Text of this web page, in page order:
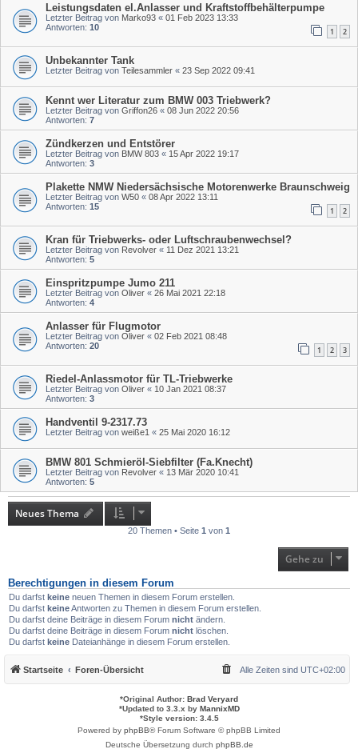
Leistungsdaten el.Anlasser und Kraftstoffbehälterpumpe
Letzter Beitrag von Marko93 « 01 Feb 2023 13:33
Antworten: 10 1 2
Unbekannter Tank
Letzter Beitrag von Teilesammler « 23 Sep 2022 09:41
Kennt wer Literatur zum BMW 003 Triebwerk?
Letzter Beitrag von Griffon26 « 08 Jun 2022 20:56
Antworten: 7
Zündkerzen und Entstörer
Letzter Beitrag von BMW 803 « 15 Apr 2022 19:17
Antworten: 3
Plakette NMW Niedersächsische Motorenwerke Braunschweig
Letzter Beitrag von W50 « 08 Apr 2022 13:11
Antworten: 15 1 2
Kran für Triebwerks- oder Luftschraubenwechsel?
Letzter Beitrag von Revolver « 11 Dez 2021 13:21
Antworten: 5
Einspritzpumpe Jumo 211
Letzter Beitrag von Oliver « 26 Mai 2021 22:18
Antworten: 4
Anlasser für Flugmotor
Letzter Beitrag von Oliver « 02 Feb 2021 08:48
Antworten: 20 1 2 3
Riedel-Anlassmotor für TL-Triebwerke
Letzter Beitrag von Oliver « 10 Jan 2021 08:37
Antworten: 3
Handventil 9-2317.73
Letzter Beitrag von weiße1 « 25 Mai 2020 16:12
BMW 801 Schmieröl-Siebfilter (Fa.Knecht)
Letzter Beitrag von Revolver « 13 Mär 2020 10:41
Antworten: 5
Neues Thema
20 Themen • Seite 1 von 1
Gehe zu
Berechtigungen in diesem Forum
Du darfst keine neuen Themen in diesem Forum erstellen.
Du darfst keineAntworten zu Themen in diesem Forum erstellen.
Du darfst deine Beiträge in diesem Forum nicht ändern.
Du darfst deine Beiträge in diesem Forum nicht löschen.
Du darfst keine Dateianhänge in diesem Forum erstellen.
Startseite Foren-Übersicht Alle Zeiten sind UTC+02:00
*Original Author: Brad Veryard
*Updated to 3.3.x by MannixMD
*Style version: 3.4.5
Powered by phpBB® Forum Software © phpBB Limited
Deutsche Übersetzung durch phpBB.de